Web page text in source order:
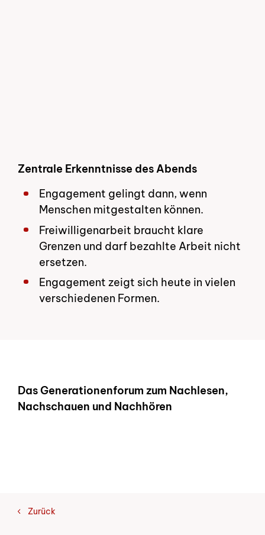
Zentrale Erkenntnisse des Abends
Engagement gelingt dann, wenn
Menschen mitgestalten können.
Freiwilligenarbeit braucht klare
Grenzen und darf bezahlte Arbeit nicht
ersetzen.
Engagement zeigt sich heute in vielen
verschiedenen Formen.
Das Generationenforum zum Nachlesen,
Nachschauen und Nachhören
Zurück